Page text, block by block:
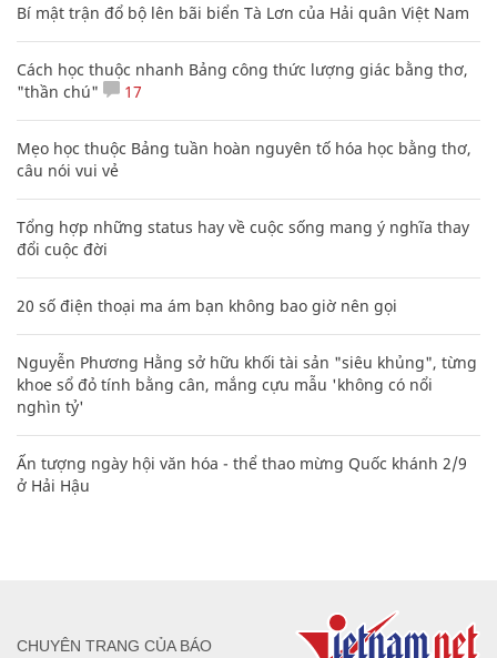
Bí mật trận đổ bộ lên bãi biển Tà Lơn của Hải quân Việt Nam
Cách học thuộc nhanh Bảng công thức lượng giác bằng thơ,
"thần chú"
17
Mẹo học thuộc Bảng tuần hoàn nguyên tố hóa học bằng thơ,
câu nói vui vẻ
Tổng hợp những status hay về cuộc sống mang ý nghĩa thay
đổi cuộc đời
20 số điện thoại ma ám bạn không bao giờ nên gọi
Nguyễn Phương Hằng sở hữu khối tài sản "siêu khủng", từng
khoe sổ đỏ tính bằng cân, mắng cựu mẫu 'không có nổi
nghìn tỷ'
Ấn tượng ngày hội văn hóa - thể thao mừng Quốc khánh 2/9
ở Hải Hậu
CHUYÊN TRANG CỦA BÁO